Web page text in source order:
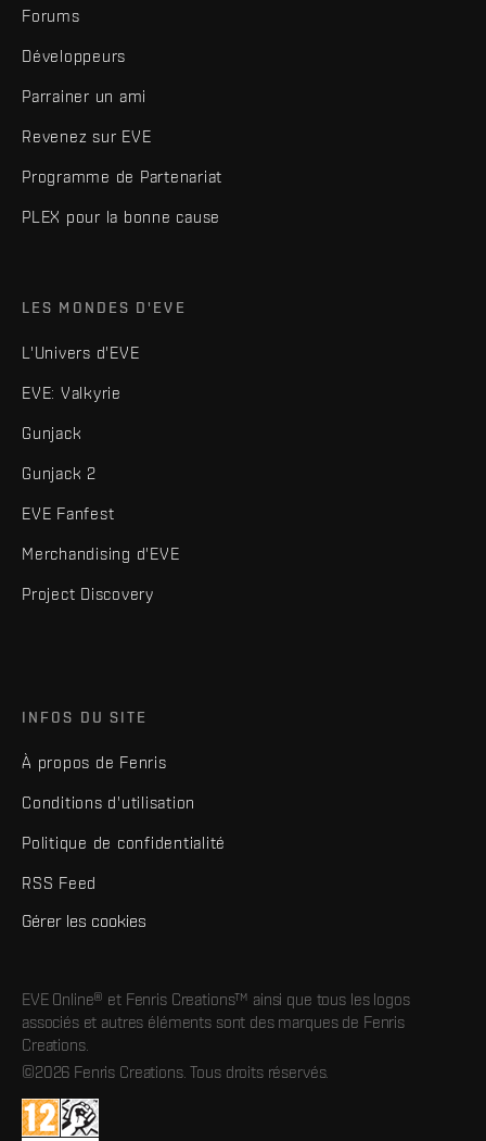
Forums
Développeurs
Parrainer un ami
Revenez sur EVE
Programme de Partenariat
PLEX pour la bonne cause
LES MONDES D'EVE
L'Univers d'EVE
EVE: Valkyrie
Gunjack
Gunjack 2
EVE Fanfest
Merchandising d'EVE
Project Discovery
INFOS DU SITE
À propos de Fenris
Conditions d'utilisation
Politique de confidentialité
RSS Feed
Gérer les cookies
EVE Online® et Fenris Creations™ ainsi que tous les logos
associés et autres éléments sont des marques de Fenris
Creations.
©2026 Fenris Creations. Tous droits réservés.